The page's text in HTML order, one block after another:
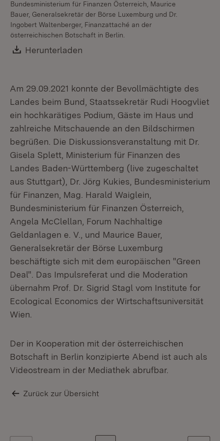
Bundesministerium für Finanzen Österreich, Maurice
Bauer, Generalsekretär der Börse Luxemburg und Dr.
Ingobert Waltenberger, Finanzattaché an der
österreichischen Botschaft in Berlin.
Download:
Herunterladen
Am 29.09.2021 konnte der Bevollmächtigte des
Landes beim Bund, Staatssekretär Rudi Hoogvliet
ein hochkarätiges Podium, Gäste im Haus und
zahlreiche Mitschauende an den Bildschirmen
begrüßen. Die Diskussionsveranstaltung mit Dr.
Gisela Splett, Ministerium für Finanzen des
Landes Baden-Württemberg (live zugeschaltet
aus Stuttgart), Dr. Jörg Kukies, Bundesministerium
für Finanzen, Mag. Harald Waiglein,
Bundesministerium für Finanzen Österreich,
Angela McClellan, Forum Nachhaltige
Geldanlagen e. V., und Maurice Bauer,
Generalsekretär der Börse Luxemburg
beschäftigte sich mit dem europäischen "Green
Deal". Das Impulsreferat und die Moderation
übernahm Prof. Dr. Sigrid Stagl vom Institute for
Ecological Economics der Wirtschaftsuniversität
Wien.
Der in Kooperation mit der österreichischen
Botschaft in Berlin konzipierte Abend ist auch als
Videostream in der Mediathek abrufbar.
Zurück zur Übersicht